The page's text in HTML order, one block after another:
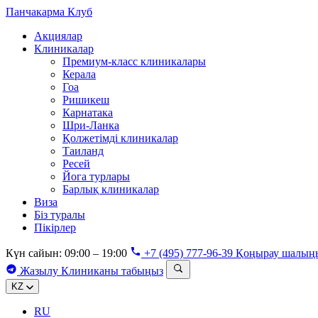
Панчакарма Клуб
Акциялар
Клиникалар
Премиум-класс клиникалары
Керала
Гоа
Ришикеш
Карнатака
Шри-Ланка
Қолжетімді клиникалар
Таиланд
Ресей
Йога турлары
Барлық клиникалар
Виза
Біз туралы
Пікірлер
Күн сайын: 09:00 – 19:00 +7 (495) 777-96-39 Қоңырау
Жазылу Клиниканы табыңыз
KZ
RU